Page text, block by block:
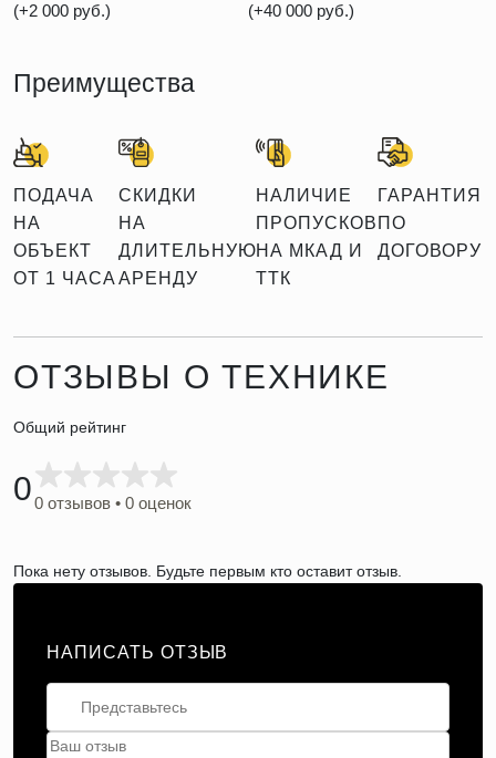
(+2 000 руб.) (+40 000 руб.)
Преимущества
ПОДАЧА
НА
ОБЪЕКТ
ОТ 1 ЧАСА
СКИДКИ
НА
ДЛИТЕЛЬНУЮ
АРЕНДУ
НАЛИЧИЕ
ПРОПУСКОВ
НА МКАД И
ТТК
ГАРАНТИЯ
ПО
ДОГОВОРУ
ОТЗЫВЫ О ТЕХНИКЕ
Общий рейтинг
00 отзывов • 0 оценок
Пока нету отзывов. Будьте первым кто оставит отзыв.
НАПИСАТЬ ОТЗЫВ